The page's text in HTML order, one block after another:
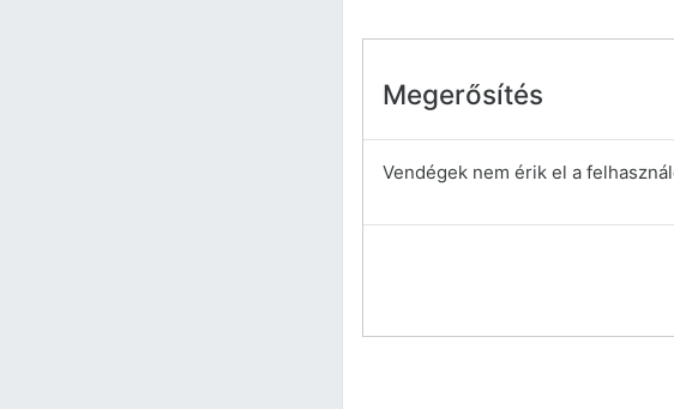
Megerősítés
Vendégek nem érik el a